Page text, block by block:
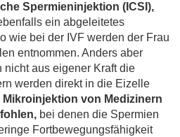
Spermieninjektion (ICSI),
ein abgeleitetes
wie bei der IVF werden der Frau
entnommen. Anders aber
aus eigener Kraft die
werden direkt in die Eizelle
Mikroinjektion von Medizinern
bei denen die Spermien
Fortbewegungsfähigkeit